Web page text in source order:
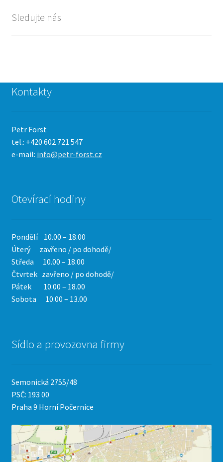
Sledujte nás
Kontakty
Petr Forst
tel.: +420 602 721 547
e-mail: info@petr-forst.cz
Otevírací hodiny
Pondělí 10.00 – 18.00
Úterý zavřeno / po dohodě/
Středa 10.00 – 18.00
Čtvrtek zavřeno / po dohodě/
Pátek 10.00 – 18.00
Sobota 10.00 – 13.00
Sídlo a provozovna firmy
Semonická 2755/48
PSČ: 193 00
Praha 9 Horní Počernice